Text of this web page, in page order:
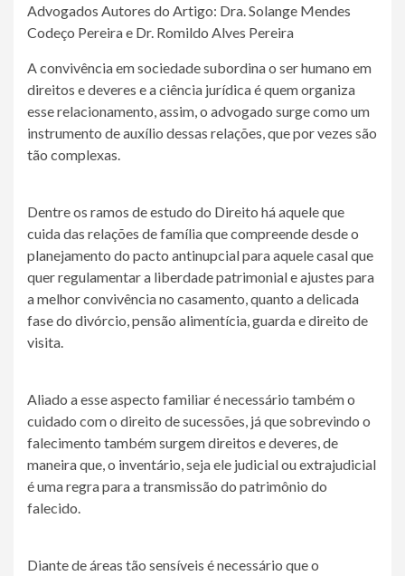
Advogados Autores do Artigo: Dra. Solange Mendes
Codeço Pereira e Dr. Romildo Alves Pereira
A convivência em sociedade subordina o ser humano em
direitos e deveres e a ciência jurídica é quem organiza
esse relacionamento, assim, o advogado surge como um
instrumento de auxílio dessas relações, que por vezes são
tão complexas.
Dentre os ramos de estudo do Direito há aquele que
cuida das relações de família que compreende desde o
planejamento do pacto antinupcial para aquele casal que
quer regulamentar a liberdade patrimonial e ajustes para
a melhor convivência no casamento, quanto a delicada
fase do divórcio, pensão alimentícia, guarda e direito de
visita.
Aliado a esse aspecto familiar é necessário também o
cuidado com o direito de sucessões, já que sobrevindo o
falecimento também surgem direitos e deveres, de
maneira que, o inventário, seja ele judicial ou extrajudicial
é uma regra para a transmissão do patrimônio do
falecido.
Diante de áreas tão sensíveis é necessário que o